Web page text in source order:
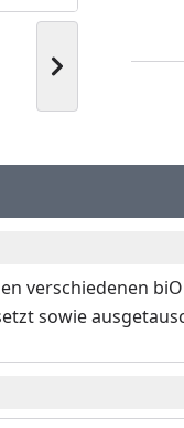
Nächstes Bild
verschiedenen
sowie